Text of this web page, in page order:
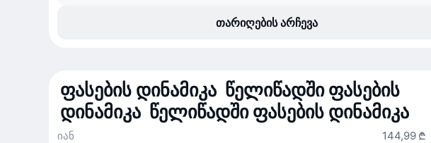
თარიღების არჩევა
ფასების დინამიკა წელიწადში ფასების
დინამიკა წელიწადშიფასების დინამიკა
144,99 ₾
იან